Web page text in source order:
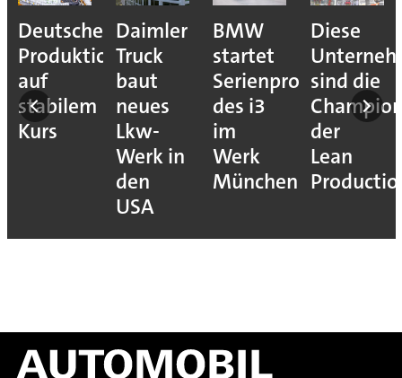
Deutsche
Produktion
auf
stabilem
Kurs
Daimler
Truck
baut
neues
Lkw-
Werk in
den
USA
BMW
startet
Serienproduktion
des i3
im
Werk
München
Diese
sind die
der
Lean